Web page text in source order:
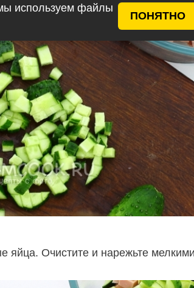
используем файлы
ПОНЯТНО
яйца. Очистите и нарежьте